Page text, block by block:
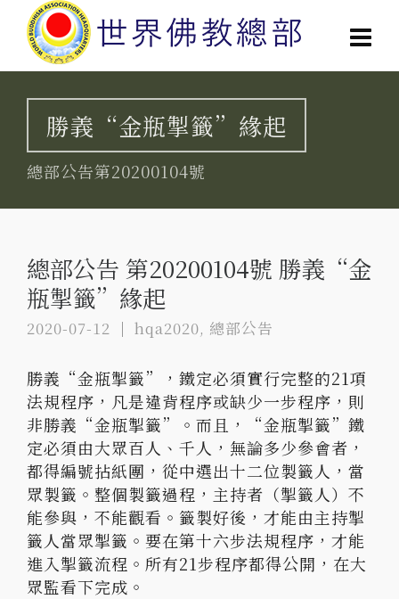
勝義“金瓶掣籤”緣起
總部公告第20200104號
總部公告 第20200104號 勝義“金
瓶掣籤”緣起
2020-07-12 hqa2020, 總部公告
勝義“金瓶掣籤”，鐵定必須實行完整的21項
法規程序，凡是違背程序或缺少一步程序，則
非勝義“金瓶掣籤”。而且，“金瓶掣籤”鐵
定必須由大眾百人、千人，無論多少參會者，
都得編號拈紙團，從中選出十二位製籤人，當
眾製籤。整個製籤過程，主持者（掣籤人）不
能參與，不能觀看。籤製好後，才能由主持掣
籤人當眾掣籤。要在第十六步法規程序，才能
進入掣籤流程。所有21步程序都得公開，在大
眾監看下完成。